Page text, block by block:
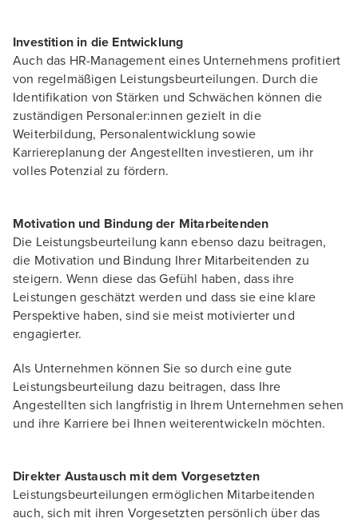
Investition in die Entwicklung
Auch das HR-Management eines Unternehmens profitiert
von regelmäßigen Leistungsbeurteilungen. Durch die
Identifikation von Stärken und Schwächen können die
zuständigen Personaler:innen gezielt in die
Weiterbildung, Personalentwicklung sowie
Karriereplanung der Angestellten investieren, um ihr
volles Potenzial zu fördern.
Motivation und Bindung der Mitarbeitenden
Die Leistungsbeurteilung kann ebenso dazu beitragen,
die Motivation und Bindung Ihrer Mitarbeitenden zu
steigern. Wenn diese das Gefühl haben, dass ihre
Leistungen geschätzt werden und dass sie eine klare
Perspektive haben, sind sie meist motivierter und
engagierter.
Als Unternehmen können Sie so durch eine gute
Leistungsbeurteilung dazu beitragen, dass Ihre
Angestellten sich langfristig in Ihrem Unternehmen sehen
und ihre Karriere bei Ihnen weiterentwickeln möchten.
Direkter Austausch mit dem Vorgesetzten
Leistungsbeurteilungen ermöglichen Mitarbeitenden
auch, sich mit ihren Vorgesetzten persönlich über das